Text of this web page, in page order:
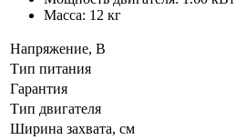
Масса: 12 кг
Напряжение, В
Тип питания
Гарантия
Тип двигателя
Ширина захвата, см